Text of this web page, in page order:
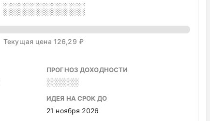
░░░░░░░░░░
Текущая цена 126,29 ₽
ПРОГНОЗ ДОХОДНОСТИ
░░░░░░
ИДЕЯ НА СРОК ДО
21 ноября 2026